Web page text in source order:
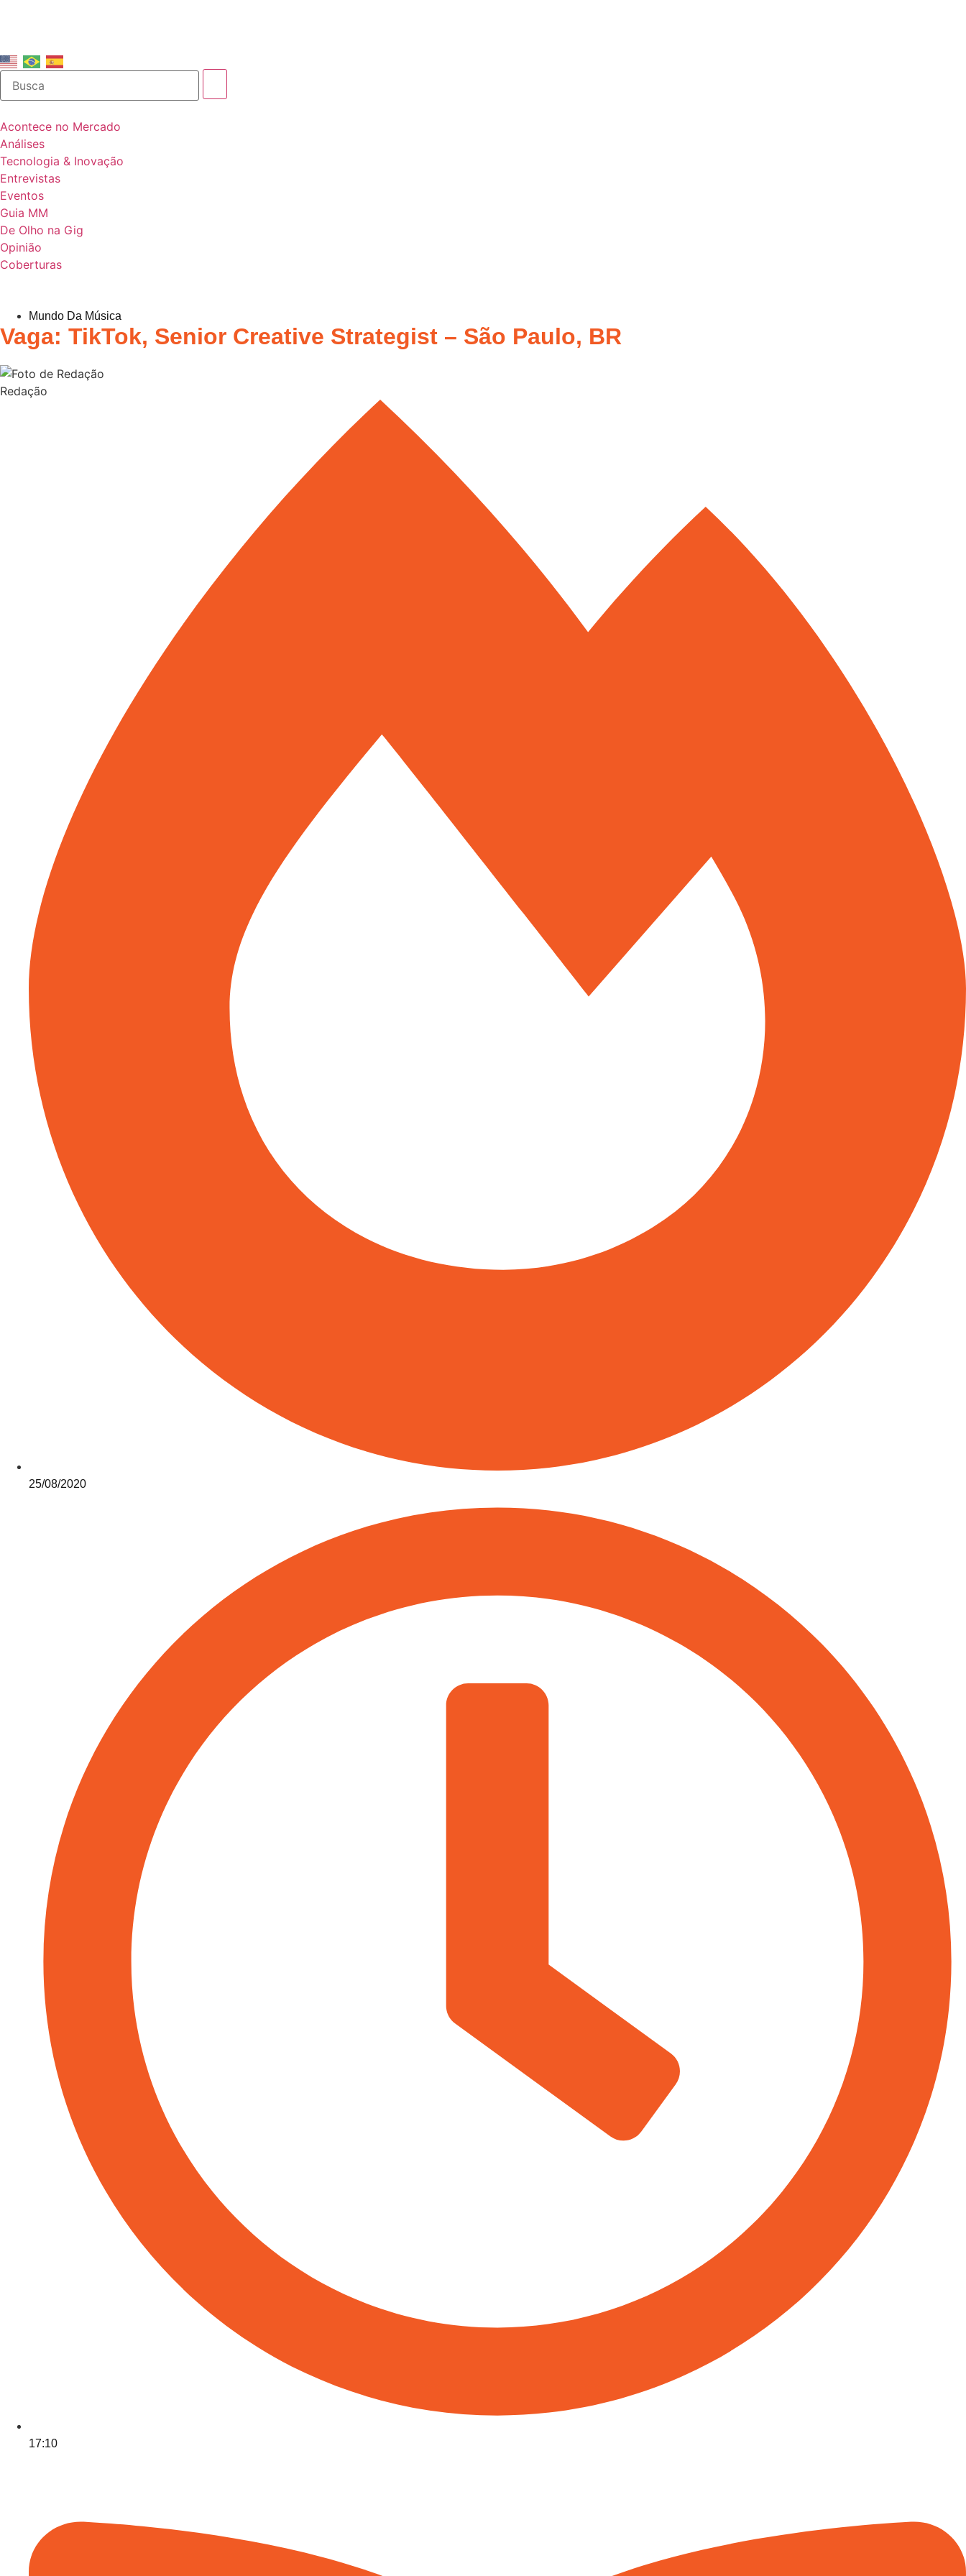
Acontece no Mercado
Análises
Tecnologia & Inovação
Entrevistas
Eventos
Guia MM
De Olho na Gig
Opinião
Coberturas
Mundo Da Música
Vaga: TikTok, Senior Creative Strategist – São Paulo, BR
Redação
25/08/2020
17:10